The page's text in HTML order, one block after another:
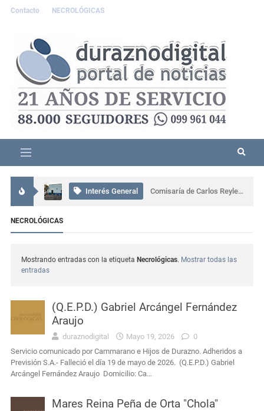
Contacto NECROLÓGICAS
Interés General Comisaría de Carlos Reyles coordinó el rescate de un conductor atrapado tras un grave siniestro en Ruta 5
Uruguay
Uruguay
Interés General
Actualidad
NECROLÓGICAS
Mostrando entradas con la etiqueta Necrológicas. Mostrar todas las
entradas
(Q.E.P.D.) Gabriel Arcángel Fernández
Araujo
duraznodigital Mayo 19, 2026
0
Servicio comunicado por Cammarano e Hijos de Durazno. Adheridos a
Previsión S.A.- Falleció el día 19 de mayo de 2026. (Q.E.P.D.) Gabriel
Arcángel Fernández Araujo Domicilio: Ca…
Mares Reina Peña de Orta "Chola"